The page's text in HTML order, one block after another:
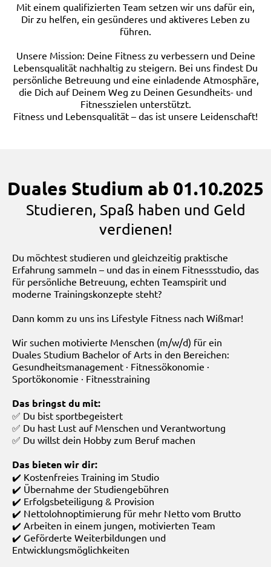
Mit einem qualifizierten Team setzen wir uns dafür ein,
Dir zu helfen, ein gesünderes und aktiveres Leben zu
führen.
Unsere Mission: Deine Fitness zu verbessern und Deine
Lebensqualität nachhaltig zu steigern. Bei uns findest Du
persönliche Betreuung und eine einladende Atmosphäre,
die Dich auf Deinem Weg zu Deinen Gesundheits- und
Fitnesszielen unterstützt.
Fitness und Lebensqualität – das ist unsere Leidenschaft!
Duales Studium ab 01.10.2025
Studieren, Spaß haben und Geld
verdienen!
Du möchtest studieren und gleichzeitig praktische
Erfahrung sammeln – und das in einem Fitnessstudio, das
für persönliche Betreuung, echten Teamspirit und
moderne Trainingskonzepte steht?
Dann komm zu uns ins Lifestyle Fitness nach Wißmar!
Wir suchen motivierte Menschen (m/w/d) für ein
Duales Studium Bachelor of Arts in den Bereichen:
Gesundheitsmanagement · Fitnessökonomie ·
Sportökonomie · Fitnesstraining
Das bringst du mit:
✅ Du bist sportbegeistert
✅ Du hast Lust auf Menschen und Verantwortung
✅ Du willst dein Hobby zum Beruf machen
Das bieten wir dir:
✔️ Kostenfreies Training im Studio
✔️ Übernahme der Studiengebühren
✔️ Erfolgsbeteiligung & Provision
✔️ Nettolohnoptimierung für mehr Netto vom Brutto
✔️ Arbeiten in einem jungen, motivierten Team
✔️ Geförderte Weiterbildungen und
Entwicklungsmöglichkeiten